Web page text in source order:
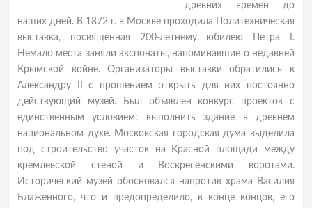
древних времен до
наших дней. В 1872 г. в Москве проходила Политехническая
выставка, посвященная 200-летнему юбилею Петра I.
Немало места заняли экспонаты, напоминавшие о недавней
Крымской войне. Организаторы выставки обратились к
Александру II с прошением открыть для них постоянно
действующий музей. Был объявлен конкурс проектов с
единственным условием: выполнить здание в древнем
национальном духе. Московская городская дума выделила
под строительство участок на Красной площади между
кремлевской стеной и Воскресенскими воротами.
Исторический музей обосновался напротив храма Василия
Блаженного, что и предопределило, в конце концов, его